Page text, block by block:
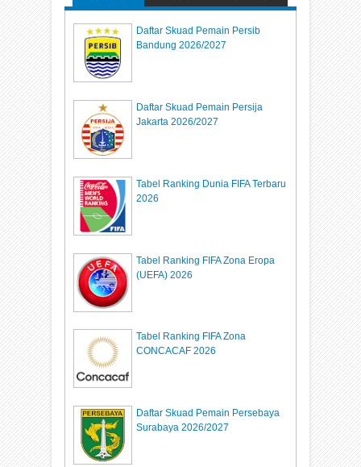
Daftar Skuad Pemain Persib
Bandung 2026/2027
Daftar Skuad Pemain Persija
Jakarta 2026/2027
Tabel Ranking Dunia FIFA Terbaru
2026
Tabel Ranking FIFA Zona Eropa
(UEFA) 2026
Tabel Ranking FIFA Zona
CONCACAF 2026
Daftar Skuad Pemain Persebaya
Surabaya 2026/2027